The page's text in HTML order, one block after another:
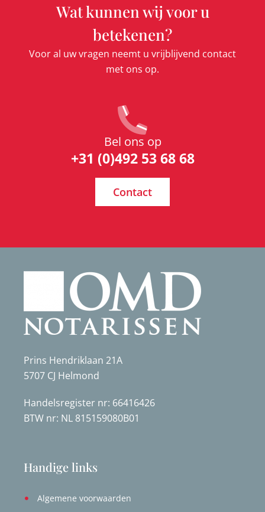
Wat kunnen wij voor u
betekenen?
Voor al uw vragen neemt u vrijblijvend contact
met ons op.
Bel ons op
+31 (0)492 53 68 68
Contact
Prins Hendriklaan 21A
5707 CJ Helmond
Handelsregister nr: 66416426
BTW nr: NL 815159080B01
Handige links
Algemene voorwaarden